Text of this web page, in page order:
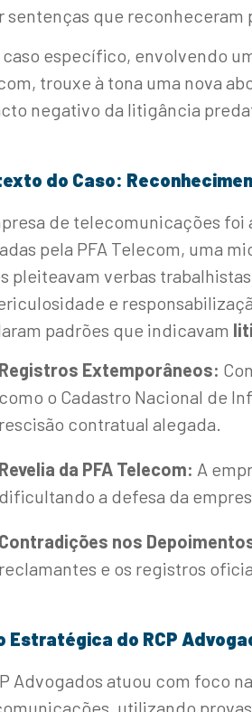
sentenças que reconheceram
caso específico, envolvendo
trouxe à tona uma nova
negativo da litigância
do Caso:
de telecomunicações foi
pela PFA Telecom, uma
pleiteavam verbas
e
padrões que indicavam
Registros Extemporâneos:
como o Cadastro Nacional de
rescisão contratual alegada.
Revelia da PFA Telecom: A
dificultando a defesa da
Contradições nos
reclamantes e os registros
Estratégica do RCP
Advogados atuou com foco